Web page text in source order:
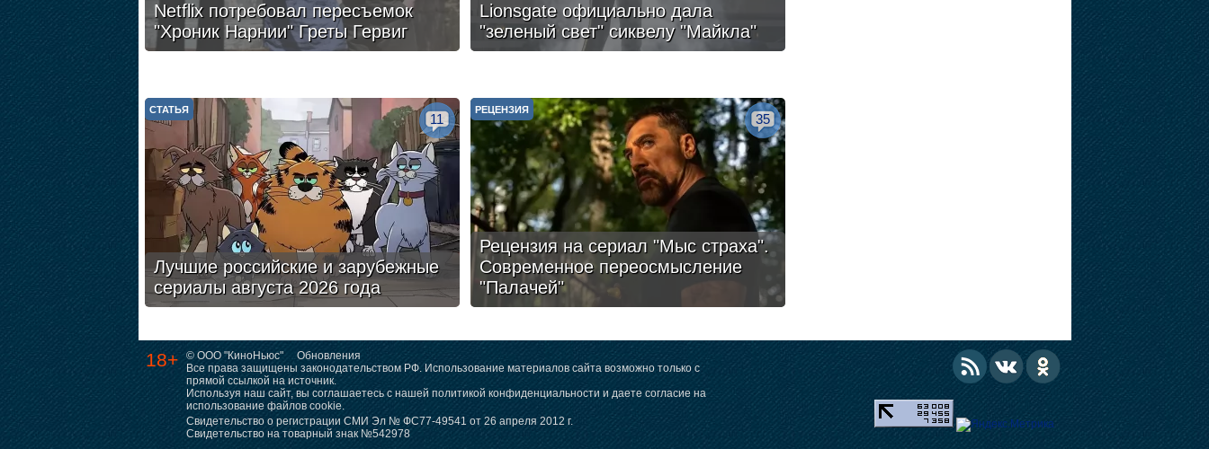
Netflix потребовал пересъемок
"Хроник Нарнии" Греты Гервиг
Lionsgate официально дала
"зеленый свет" сиквелу "Майкла"
Лучшие российские и зарубежные
сериалы августа 2026 года
СТАТЬЯ
11
Рецензия на сериал "Мыс страха".
Современное переосмысление
"Палачей"
РЕЦЕНЗИЯ
35
18+ © ООО "КиноНьюс"
Обновления
Все права защищены законодательством РФ. Использование материалов сайта возможно только с
прямой ссылкой на источник.
Используя наш сайт, вы соглашаетесь с нашей политикой конфиденциальности и даете согласие на
использование файлов cookie.
Свидетельство о регистрации СМИ Эл № ФС77-49541 от 26 апреля 2012 г.
Свидетельство на товарный знак №542978